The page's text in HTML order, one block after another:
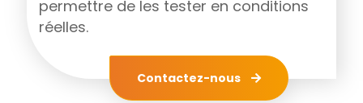
permettre de les tester en conditions
réelles.
Contactez-nous